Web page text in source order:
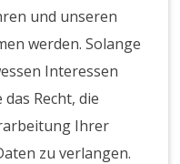
und unseren
werden. Solange
Interessen
Recht, die
Ihrer
zu verlangen.